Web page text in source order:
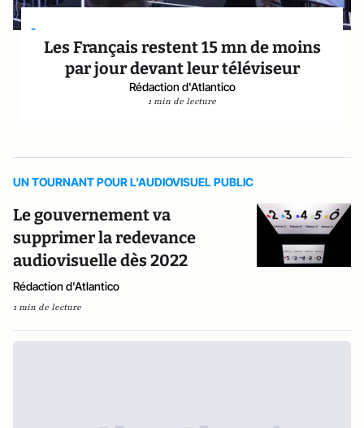
-
Les Français restent 15 mn de moins
par jour devant leur téléviseur
Rédaction d'Atlantico
1 min de lecture
UN TOURNANT POUR L'AUDIOVISUEL PUBLIC
Le gouvernement va
supprimer la redevance
audiovisuelle dès 2022
Rédaction d'Atlantico
1 min de lecture